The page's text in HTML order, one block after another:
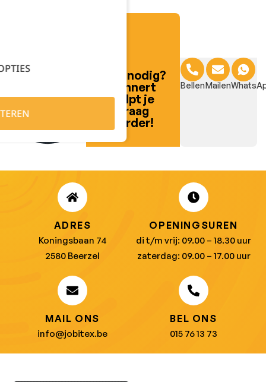
Hulp nodig?
Lennert
helpt je
graag
verder!
BellenMailen
ADRES
Koningsbaan 74
2580 Beerzel
OPENINGSUREN
di t/m vrij: 09.00 – 18.30 uur
zaterdag: 09.00 – 17.00 uur
MAIL ONS
info@jobitex.be
BEL ONS
015 76 13 73